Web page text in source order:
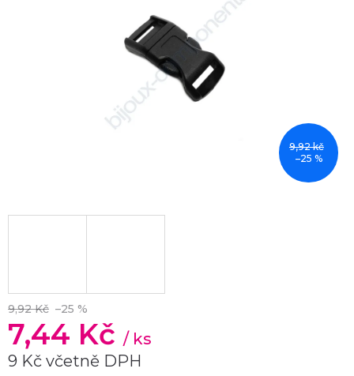
9,92 kč
–25 %
9,92 Kč –25 %
7,44 Kč / ks
9 Kč včetně DPH